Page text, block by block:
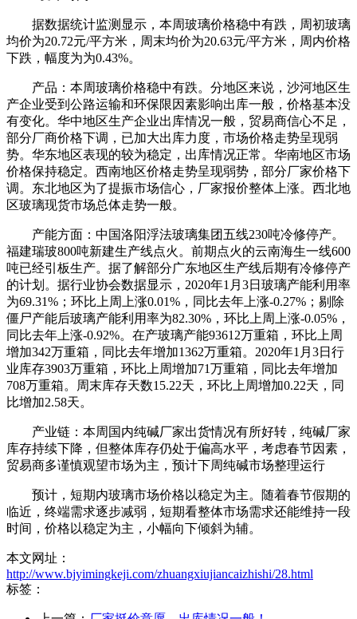
据数据统计监测显示，本周玻璃价格稳中有跌，周初玻璃
均价为20.72元/平方米，周末均价为20.63元/平方米，周内价格
下跌，幅度为为0.43%。
产品：本周玻璃价格稳中有跌。分地区来说，沙河地区生
产企业受到公路运输和环保限因素影响出库一般，价格基本没
有变化。华中地区生产企业出库情况一般，贸易商信心不足，
部分厂商价格下调，已加大出库力度，市场价格走势呈现弱
势。华东地区表现的较为稳定，出库情况正常。华南地区市场
价格保持稳定。西南地区价格走势呈现弱势，部分厂家价格下
调。东北地区为了提振市场信心，厂家报价整体上涨。西北地
区玻璃现货市场总体走势一般。
产能方面：中国洛阳浮法玻璃集团五线230吨冷修停产。
福建瑞玻800吨新建生产线点火。前期点火的云南海生一线600
吨已经引板生产。据了解部分广东地区生产线后期有冷修停产
的计划。据行业协会数据显示，2020年1月3日玻璃产能利用率
为69.31%；环比上周上涨0.01%，同比去年上涨-0.27%；剔除
僵尸产能后玻璃产能利用率为82.30%，环比上周上涨-0.05%，
同比去年上涨-0.92%。在产玻璃产能93612万重箱，环比上周
增加342万重箱，同比去年增加1362万重箱。2020年1月3日行
业库存3903万重箱，环比上周增加71万重箱，同比去年增加
708万重箱。周末库存天数15.22天，环比上周增加0.22天，同
比增加2.58天。
产业链：本周国内纯碱厂家出货情况有所好转，纯碱厂家
库存持续下降，但整体库存仍处于偏高水平，考虑春节因素，
贸易商多谨慎观望市场为主，预计下周纯碱市场整理运行
预计，短期内玻璃市场价格以稳定为主。随着春节假期的
临近，终端需求逐步减弱，短期看整体市场需求还能维持一段
时间，价格以稳定为主，小幅向下倾斜为辅。
本文网址：
http://www.bjyimingkeji.com/zhuangxiujiancaizhishi/28.html
标签：